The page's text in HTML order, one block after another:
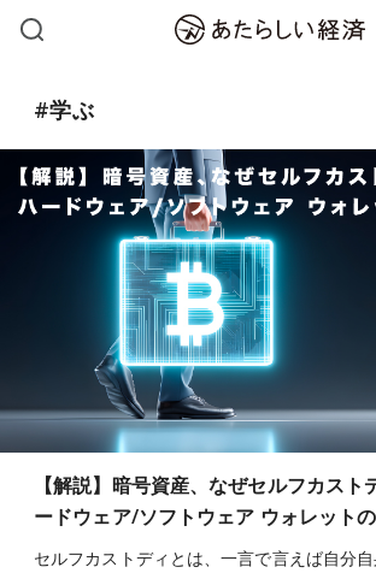
#学ぶ
【解説】暗号資産、なぜセルフカスト
ードウェア/ソフトウェア ウォレット
セルフカストディとは、一言で言えば自分